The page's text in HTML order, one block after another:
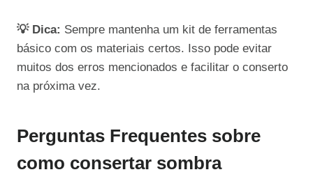
💡 Dica: Sempre mantenha um kit de ferramentas
básico com os materiais certos. Isso pode evitar
muitos dos erros mencionados e facilitar o conserto
na próxima vez.
Perguntas Frequentes sobre
como consertar sombra